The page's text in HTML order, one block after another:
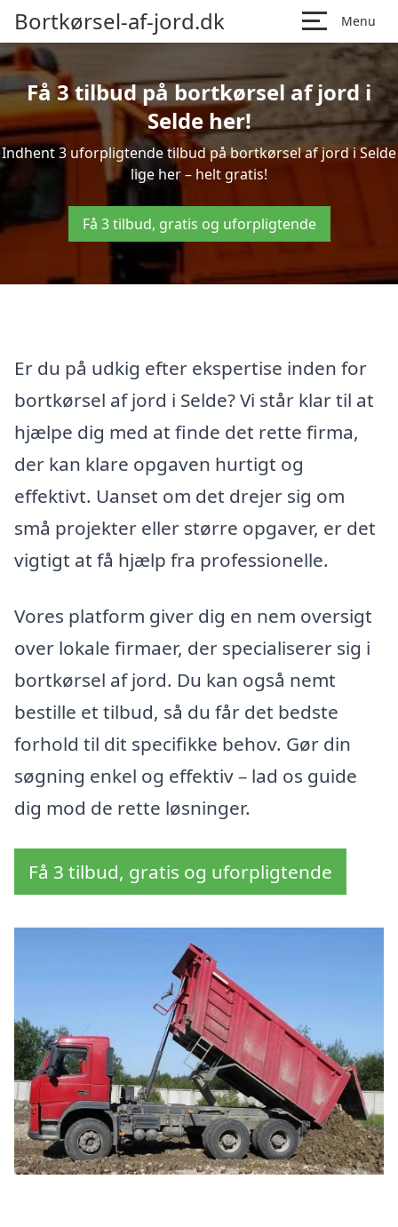
Bortkørsel-af-jord.dk Menu
Få 3 tilbud på bortkørsel af jord i
Selde her!
Indhent 3 uforpligtende tilbud på bortkørsel af jord i Selde
lige her – helt gratis!
Få 3 tilbud, gratis og uforpligtende
Er du på udkig efter ekspertise inden for
bortkørsel af jord i Selde? Vi står klar til at
hjælpe dig med at finde det rette firma,
der kan klare opgaven hurtigt og
effektivt. Uanset om det drejer sig om
små projekter eller større opgaver, er det
vigtigt at få hjælp fra professionelle.
Vores platform giver dig en nem oversigt
over lokale firmaer, der specialiserer sig i
bortkørsel af jord. Du kan også nemt
bestille et tilbud, så du får det bedste
forhold til dit specifikke behov. Gør din
søgning enkel og effektiv – lad os guide
dig mod de rette løsninger.
Få 3 tilbud, gratis og uforpligtende